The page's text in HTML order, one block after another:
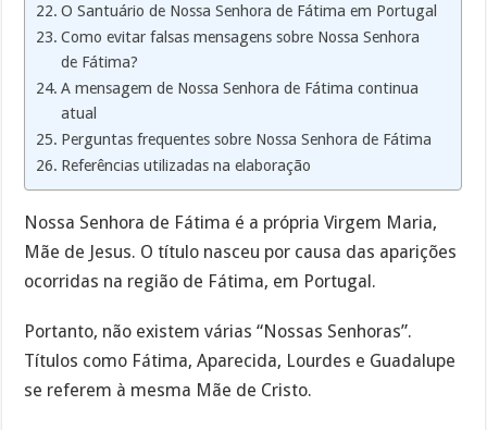
O Santuário de Nossa Senhora de Fátima em Portugal
Como evitar falsas mensagens sobre Nossa Senhora
de Fátima?
A mensagem de Nossa Senhora de Fátima continua
atual
Perguntas frequentes sobre Nossa Senhora de Fátima
Referências utilizadas na elaboração
Nossa Senhora de Fátima é a própria Virgem Maria,
Mãe de Jesus. O título nasceu por causa das aparições
ocorridas na região de Fátima, em Portugal.
Portanto, não existem várias “Nossas Senhoras”.
Títulos como Fátima, Aparecida, Lourdes e Guadalupe
se referem à mesma Mãe de Cristo.